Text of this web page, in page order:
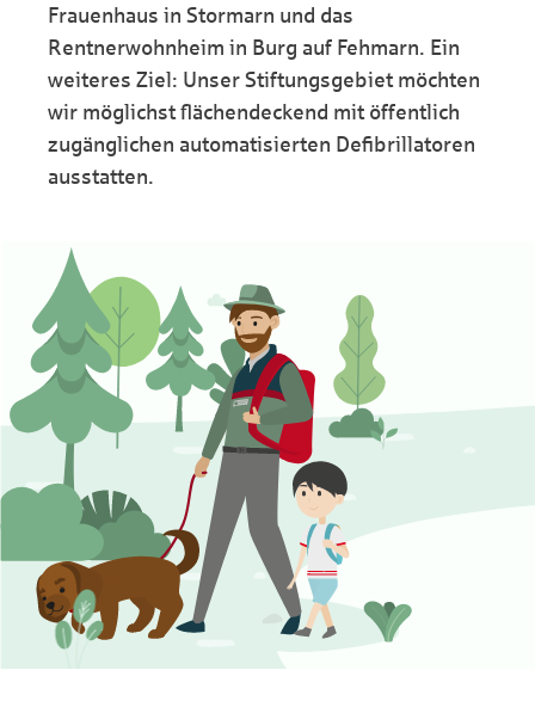
Frauenhaus in Stormarn und das
Rentnerwohnheim in Burg auf Fehmarn. Ein
weiteres Ziel: Unser Stiftungsgebiet möchten
wir möglichst flächendeckend mit öffentlich
zugänglichen automatisierten Defibrillatoren
ausstatten.